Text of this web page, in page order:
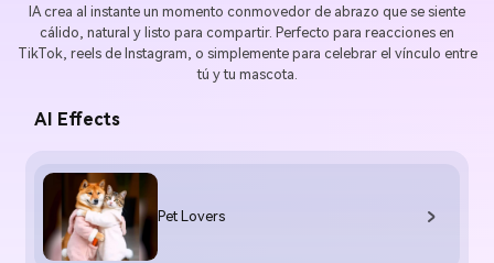
IA crea al instante un momento conmovedor de abrazo que se siente
cálido, natural y listo para compartir. Perfecto para reacciones en
TikTok, reels de Instagram, o simplemente para celebrar el vínculo entre
tú y tu mascota.
AI Effects
Pet Lovers